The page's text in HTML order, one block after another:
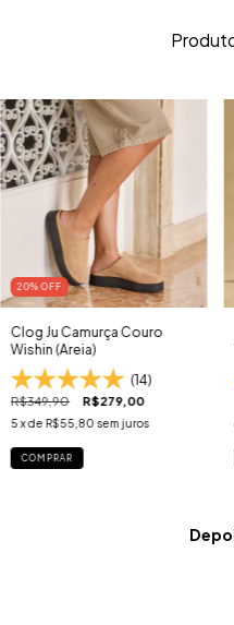
20% OFF
Clog Ju Camurça Couro
Wishin (Areia)
(14)
R$349,90 R$279,00
5 x de R$55,80 sem juros
COMPRAR